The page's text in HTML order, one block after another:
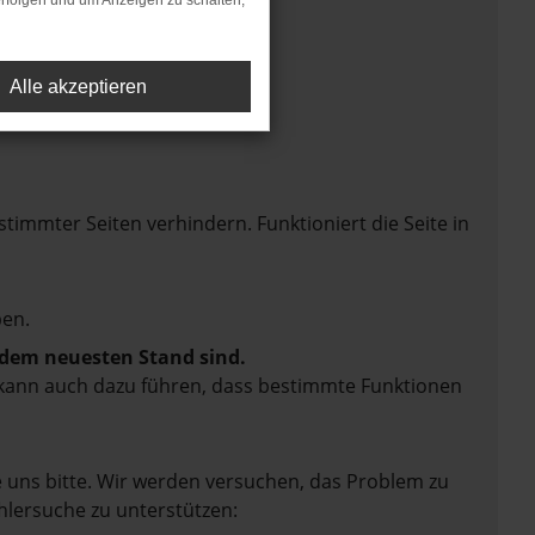
Seiten verhindern. Funktioniert die Seite in
neuesten Stand sind.
auch dazu führen, dass bestimmte Funktionen
bitte. Wir werden versuchen, das Problem zu
zu unterstützen:
Alle akzeptieren